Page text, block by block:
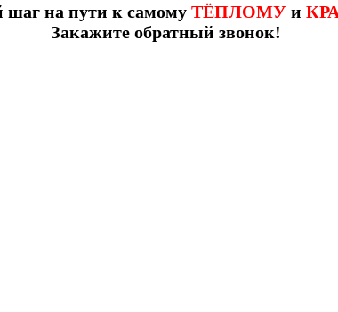
шаг на пути к самому ТЁПЛОМУи
Закажите обратный звонок!